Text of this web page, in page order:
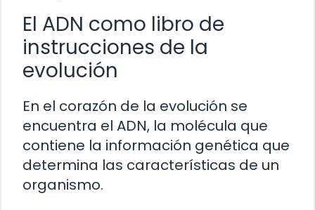
El ADN como libro de
instrucciones de la
evolución
En el corazón de la evolución se
encuentra el ADN, la molécula que
contiene la información genética que
determina las características de un
organismo.